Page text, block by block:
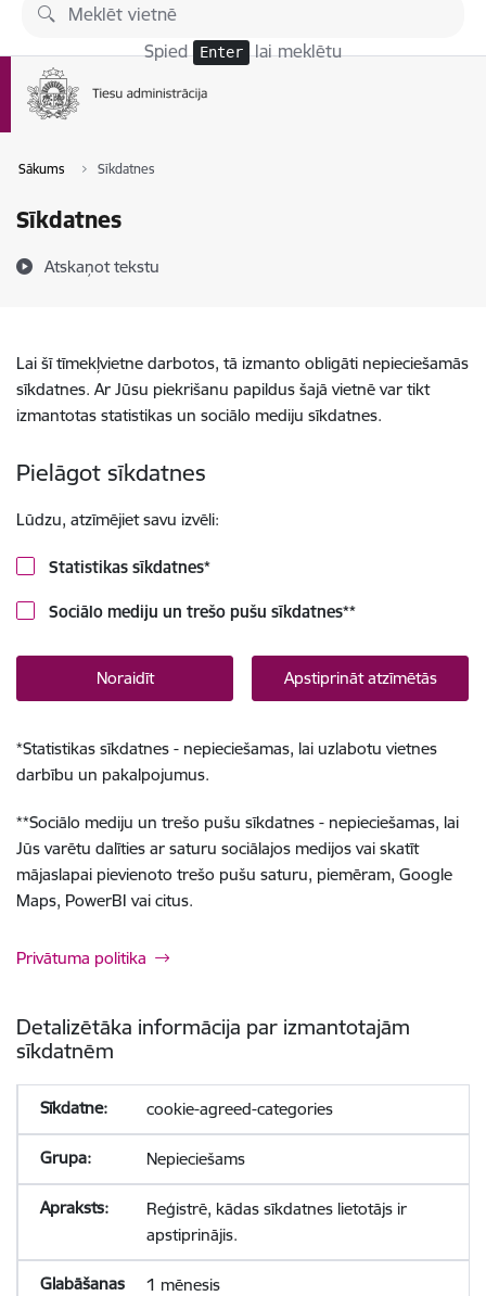
Pāriet uz lapas saturu
Spied Enter lai meklētu
Sākums Sīkdatnes
Sīkdatnes
Atskaņot tekstu
Lai šī tīmekļvietne darbotos, tā izmanto obligāti nepieciešamās
sīkdatnes. Ar Jūsu piekrišanu papildus šajā vietnē var tikt
izmantotas statistikas un sociālo mediju sīkdatnes.
Pielāgot sīkdatnes
Lūdzu, atzīmējiet savu izvēli:
Statistikas sīkdatnes*
Sociālo mediju un trešo pušu sīkdatnes**
Noraidīt Apstiprināt atzīmētās
*Statistikas sīkdatnes - nepieciešamas, lai uzlabotu vietnes
darbību un pakalpojumus.
**Sociālo mediju un trešo pušu sīkdatnes - nepieciešamas, lai
Jūs varētu dalīties ar saturu sociālajos medijos vai skatīt
mājaslapai pievienoto trešo pušu saturu, piemēram, Google
Maps, PowerBI vai citus.
Privātuma politika
Detalizētāka informācija par izmantotajām
sīkdatnēm
cookie-agreed-categories
Nepieciešams
Reģistrē, kādas sīkdatnes lietotājs ir
apstiprinājis.
1 mēnesis